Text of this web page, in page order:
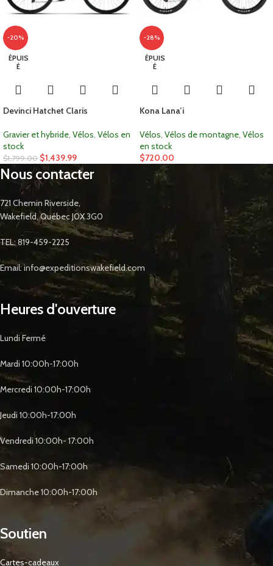
-20%
ÉPUIS
É
Devinci Hatchet Claris
Gravier et hybride, Vélos, Vélos en
stock
$1,799.00 $1,439.99
-28%
ÉPUIS
É
Kona Lana’i
Vélos, Vélos de montagne, Vélos
en stock
$720.00
Nous contacter
721 Chemin Riverside,
Wakefield, Québec J0X 3G0
TEL: 819-459-2225
Email: info@expeditionswakefield.com
Heures d'ouverture
Lundi Fermé
Mardi 10:00h-17:00h
Mercredi 10:00h-17:00h
Jeudi 10:00h-17:00h
Vendredi 10:00h- 17:00h
Samedi 10:00h-17:00h
Dimanche 10:00h-17:00h
Soutien
Cartes-cadeaux